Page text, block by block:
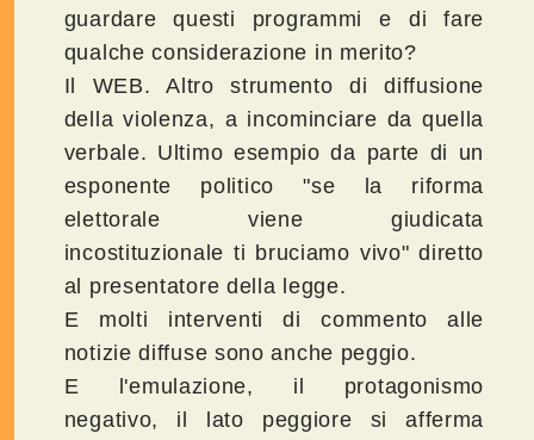
guardare questi programmi e di fare
qualche considerazione in merito?
Il WEB. Altro strumento di diffusione
della violenza, a incominciare da quella
verbale. Ultimo esempio da parte di un
esponente politico "se la riforma
elettorale viene giudicata
incostituzionale ti bruciamo vivo" diretto
al presentatore della legge.
E molti interventi di commento alle
notizie diffuse sono anche peggio.
E l'emulazione, il protagonismo
negativo, il lato peggiore si afferma